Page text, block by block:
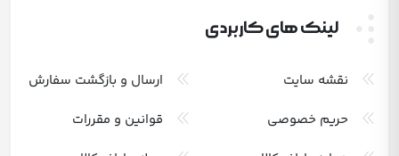
لینک های کاربردی
نقشه سایت
ارسال و بازگشت سفارش
حریم خصوصی
قوانین و مقررات